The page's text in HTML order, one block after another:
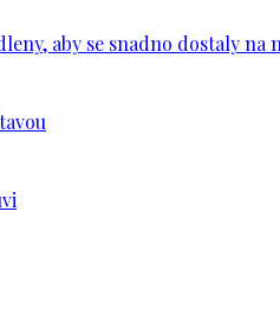
aby se snadno dostaly na